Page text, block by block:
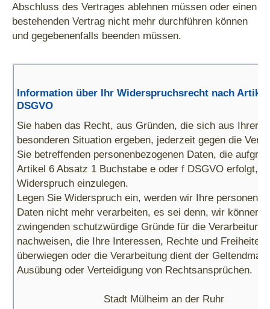
Abschluss des Vertrages ablehnen müssen oder einen
bestehenden Vertrag nicht mehr durchführen können
und gegebenenfalls beenden müssen.
Information über Ihr Widerspruchsrecht nach Artikel
DSGVO
Sie haben das Recht, aus Gründen, die sich aus Ihrer
besonderen Situation ergeben, jederzeit gegen die
Sie betreffenden personenbezogenen Daten, die
Artikel 6 Absatz 1 Buchstabe e oder f DSGVO erfolgt,
Widerspruch einzulegen.
Legen Sie Widerspruch ein, werden wir Ihre
Daten nicht mehr verarbeiten, es sei denn, wir können
zwingenden schutzwürdige Gründe für die Verarbeitung
nachweisen, die Ihre Interessen, Rechte und Freiheiten
überwiegen oder die Verarbeitung dient der
Ausübung oder Verteidigung von Rechtsansprüchen.
Stadt Mülheim an der Ruhr